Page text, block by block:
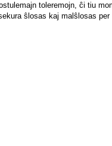
toleremojn, ĉi tiu
ŝlosas kaj malŝlosas